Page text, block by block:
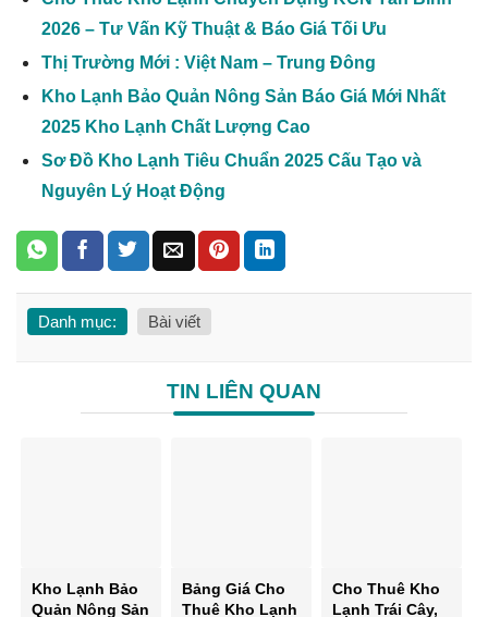
2026 – Tư Vấn Kỹ Thuật & Báo Giá Tối Ưu
Thị Trường Mới : Việt Nam – Trung Đông
Kho Lạnh Bảo Quản Nông Sản Báo Giá Mới Nhất
2025 Kho Lạnh Chất Lượng Cao
Sơ Đồ Kho Lạnh Tiêu Chuẩn 2025 Cấu Tạo và
Nguyên Lý Hoạt Động
Danh mục: Bài viết
TIN LIÊN QUAN
Kho Lạnh Bảo
Quản Nông Sản
Bảng Giá Cho
Thuê Kho Lạnh
Cho Thuê Kho
Lạnh Trái Cây,